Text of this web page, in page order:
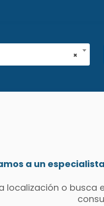
×
a un
localización o busca